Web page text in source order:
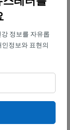
위험 감소와
록 제2형 당뇨
사망 위험이
과는 아몬드·
을 자연스럽
된 소의 생유
, 유익균, 면
정보를 자유롭
정보와 표현의